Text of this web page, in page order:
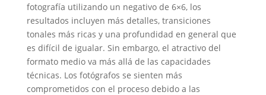
fotografía utilizando un negativo de 6×6, los
resultados incluyen más detalles, transiciones
tonales más ricas y una profundidad en general que
es difícil de igualar. Sin embargo, el atractivo del
formato medio va más allá de las capacidades
técnicas. Los fotógrafos se sienten más
comprometidos con el proceso debido a las